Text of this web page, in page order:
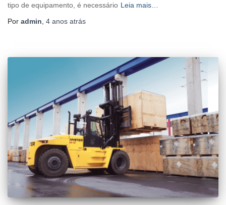
tipo de equipamento, é necessário Leia mais…
Por admin 4 anos atrás